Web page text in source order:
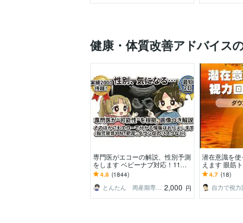
健康・体質改善アドバイス
専門医がエコーの解説、性別予測
をします ベビーナブ対応！11週
以降のエコーであれば判定しま
す。
4.8 (1844)
とんたん 周産期専門医 超音波専門医 2,000 円
潜在意識を
えます 眼筋
はダメ！ 脳
ソッド
4.7 (18)